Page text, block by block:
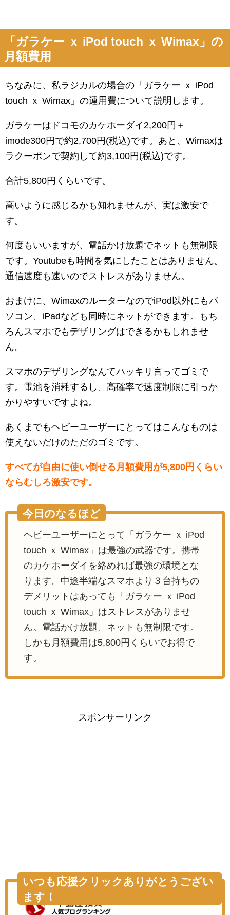
「ガラケー ｘ iPod touch ｘ Wimax」の
月額費用
ちなみに、私ラジカルの場合の「ガラケー ｘ iPod
touch ｘ Wimax」の運用費について説明します。
ガラケーはドコモのカケホーダイ2,200円＋
imode300円で約2,700円(税込)です。あと、Wimaxは
ラクーポンで契約して約3,100円(税込)です。
合計5,800円くらいです。
高いように感じるかも知れませんが、実は激安で
す。
何度もいいますが、電話かけ放題でネットも無制限
です。Youtubeも時間を気にしたことはありません。
通信速度も速いのでストレスがありません。
おまけに、WimaxのルーターなのでiPod以外にもパ
ソコン、iPadなども同時にネットができます。もち
ろんスマホでもデザリングはできるかもしれませ
ん。
スマホのデザリングなんてハッキリ言ってゴミで
す。電池を消耗するし、高確率で速度制限に引っか
かりやすいですよね。
あくまでもヘビーユーザーにとってはこんなものは
使えないだけのただのゴミです。
すべてが自由に使い倒せる月額費用が5,800円くらい
ならむしろ激安です。
今日のなるほど
ヘビーユーザーにとって「ガラケー ｘ iPod
touch ｘ Wimax」は最強の武器です。携帯
のカケホーダイを絡めれば最強の環境とな
ります。中途半端なスマホより３台持ちの
デメリットはあっても「ガラケー ｘ iPod
touch ｘ Wimax」はストレスがありませ
ん。電話かけ放題、ネットも無制限です。
しかも月額費用は5,800円くらいでお得で
す。
スポンサーリンク
いつも応援クリックありがとうござい
ます！